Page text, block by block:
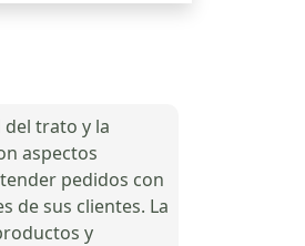
del trato y la
aspectos
pedidos con
de sus clientes. La
y